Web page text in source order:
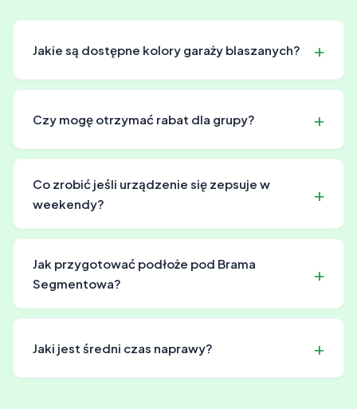
Jakie są dostępne kolory garaży blaszanych?
Oferujemy szeroką gamę kolorów, dzięki czemu można
indywidualnych preferencji.
Czy mogę otrzymać rabat dla grupy?
Tak, dla zamówień grupowych oferujemy atrakcyjne
zamówienia.
Co zrobić jeśli urządzenie się zepsuje w
weekendy?
Serwis awaryjny pracuje także w weekendy i święta.
Jak przygotować podłoże pod Brama
Segmentowa?
Najlepszym rozwiązaniem jest wylewka betonowa o
Alternatywnie można użyć utwardzonego kruszywa.
Jaki jest średni czas naprawy?